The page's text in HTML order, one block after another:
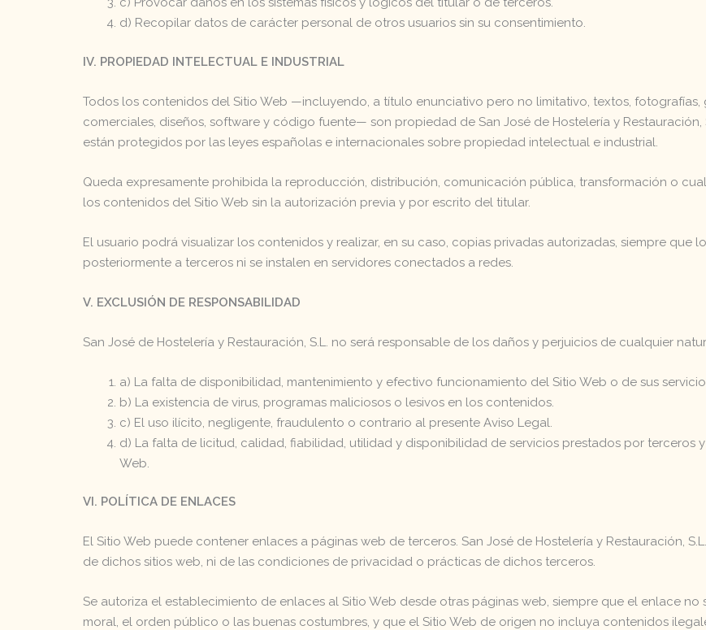
d) Recopilar datos de carácter personal de otros usuarios sin su consentimiento.
IV. PROPIEDAD INTELECTUAL E INDUSTRIAL
Todos los contenidos del Sitio Web —incluyendo, a título enunciativo pero no limitativo, textos, fotografías,
comerciales, diseños, software y código fuente— son propiedad de San José de Hostelería y
están protegidos por las leyes españolas e internacionales sobre propiedad intelectual e industrial.
Queda expresamente prohibida la reproducción, distribución, comunicación pública, transformación o
los contenidos del Sitio Web sin la autorización previa y por escrito del titular.
El usuario podrá visualizar los contenidos y realizar, en su caso, copias privadas autorizadas, siempre
posteriormente a terceros ni se instalen en servidores conectados a redes.
V. EXCLUSIÓN DE RESPONSABILIDAD
San José de Hostelería y Restauración, S.L. no será responsable de los daños y perjuicios de cualquier
a) La falta de disponibilidad, mantenimiento y efectivo funcionamiento del Sitio Web o de sus
b) La existencia de virus, programas maliciosos o lesivos en los contenidos.
c) El uso ilícito, negligente, fraudulento o contrario al presente Aviso Legal.
d) La falta de licitud, calidad, fiabilidad, utilidad y disponibilidad de servicios prestados por terceros
Web.
VI. POLÍTICA DE ENLACES
El Sitio Web puede contener enlaces a páginas web de terceros. San José de Hostelería y Restauración,
de dichos sitios web, ni de las condiciones de privacidad o prácticas de dichos terceros.
Se autoriza el establecimiento de enlaces al Sitio Web desde otras páginas web, siempre que el enlace
moral, el orden público o las buenas costumbres, y que el Sitio Web de origen no incluya contenidos